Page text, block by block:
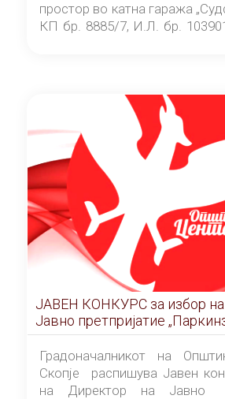
простор во катна гаража
КП бр. 8885/7, И.Л. бр.
Скопје” број 9/2026), за
(три) години од денот на
Договорот за закуп со
понудувач.
ЈАВЕН КОНКУРС за избор на Директор на
Јавно претпријатие „Паркинзи на Општина
Центар“ – Скопје
Градоначалникот на
Скопје распишува Јавен
на Директор на Јавно